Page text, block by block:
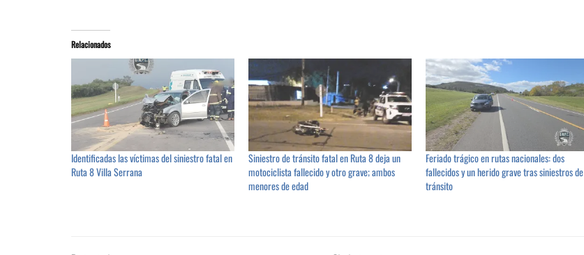
Relacionados
Identificadas las víctimas del siniestro fatal en
Ruta 8 Villa Serrana
Siniestro de tránsito fatal en Ruta 8 deja un
motociclista fallecido y otro grave; ambos
menores de edad
Feriado trágico en rutas nacionales: dos
fallecidos y un herido grave tras siniestros de
tránsito